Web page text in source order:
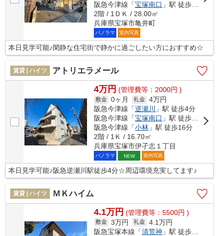
阪急今津線「宝塚南口 」駅 徒歩31分
2階 / 1ＤＫ / 28.00㎡
兵庫県宝塚市亀井町
パノラマ 室内写真
本日見学可能♪閑静な住宅街で静かに過ごしたい方におすすめ☆
賃貸 | ハイツ アトリエラメール
4万円 (管理費等：2000円 )
敷金 0ヶ月 礼金 4万円
阪急今津線「逆瀬川
」駅 徒歩4分
阪急今津線「宝塚南口 」駅 徒歩15分
阪急今津線「小林 」駅 徒歩16分
2階 / 1Ｋ / 16.70㎡
兵庫県宝塚市伊孑志１丁目
パノラマ NEW 室内写真
本日見学可能♪阪急逆瀬川駅徒歩4分☆周辺環境充実してます♪
賃貸 | ハイツ ＭＫハイム
4.1万円 (管理費等：5500円 )
敷金 3万円 礼金 4.1万円
阪急宝塚本線「清荒神 」駅 徒歩3分